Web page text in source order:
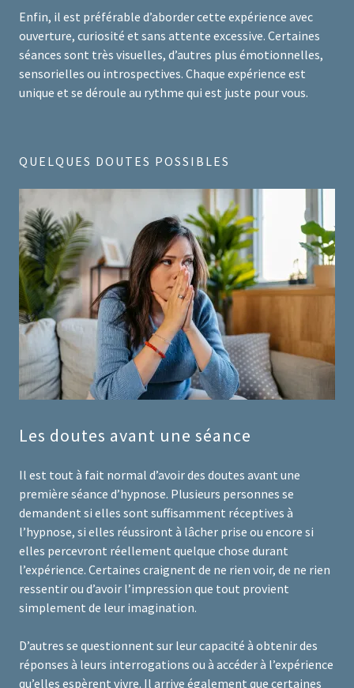
Enfin, il est préférable d’aborder cette expérience avec
ouverture, curiosité et sans attente excessive. Certaines
séances sont très visuelles, d’autres plus émotionnelles,
sensorielles ou introspectives. Chaque expérience est
unique et se déroule au rythme qui est juste pour vous.
QUELQUES DOUTES POSSIBLES
Les doutes avant une séance
Il est tout à fait normal d’avoir des doutes avant une
première séance d’hypnose. Plusieurs personnes se
demandent si elles sont suffisamment réceptives à
l’hypnose, si elles réussiront à lâcher prise ou encore si
elles percevront réellement quelque chose durant
l’expérience. Certaines craignent de ne rien voir, de ne rien
ressentir ou d’avoir l’impression que tout provient
simplement de leur imagination.
D’autres se questionnent sur leur capacité à obtenir des
réponses à leurs interrogations ou à accéder à l’expérience
qu’elles espèrent vivre. Il arrive également que certaines